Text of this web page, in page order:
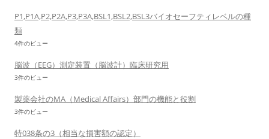
P1,P1A,P2,P2A,P3,P3A,BSL1,BSL2,BSL3バイオセーフティレベルの種
類
4件のビュー
脳波（EEG）測定装置（脳波計）臨床研究用
3件のビュー
製薬会社のMA（Medical Affairs）部門の機能と役割
3件のビュー
特038条の3（相当な損害額の認定）